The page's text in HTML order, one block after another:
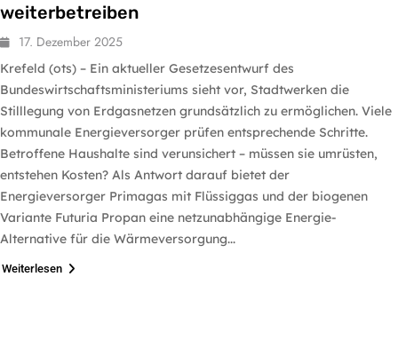
weiterbetreiben
17. Dezember 2025
Krefeld (ots) – Ein aktueller Gesetzesentwurf des
Bundeswirtschaftsministeriums sieht vor, Stadtwerken die
Stilllegung von Erdgasnetzen grundsätzlich zu ermöglichen. Viele
kommunale Energieversorger prüfen entsprechende Schritte.
Betroffene Haushalte sind verunsichert – müssen sie umrüsten,
entstehen Kosten? Als Antwort darauf bietet der
Energieversorger Primagas mit Flüssiggas und der biogenen
Variante Futuria Propan eine netzunabhängige Energie-
Alternative für die Wärmeversorgung...
Weiterlesen